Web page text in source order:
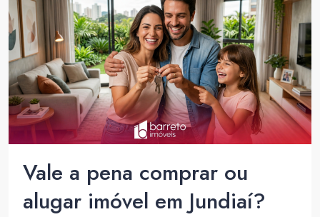
Vale a pena comprar ou
alugar imóvel em Jundiaí?